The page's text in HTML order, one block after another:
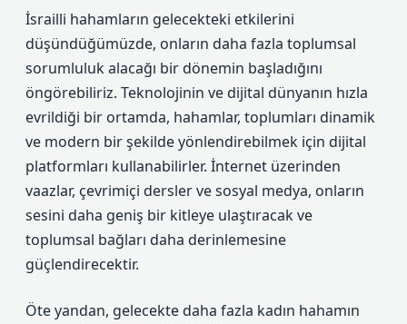
İsrailli hahamların gelecekteki etkilerini
düşündüğümüzde, onların daha fazla toplumsal
sorumluluk alacağı bir dönemin başladığını
öngörebiliriz. Teknolojinin ve dijital dünyanın hızla
evrildiği bir ortamda, hahamlar, toplumları dinamik
ve modern bir şekilde yönlendirebilmek için dijital
platformları kullanabilirler. İnternet üzerinden
vaazlar, çevrimiçi dersler ve sosyal medya, onların
sesini daha geniş bir kitleye ulaştıracak ve
toplumsal bağları daha derinlemesine
güçlendirecektir.
Öte yandan, gelecekte daha fazla kadın hahamın